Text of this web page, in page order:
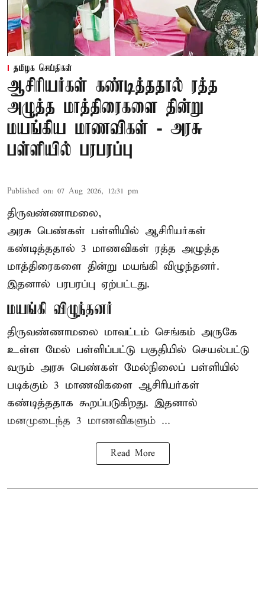
தமிழக செய்திகள்
ஆசிரியர்கள் கண்டித்ததால் ரத்த
அழுத்த மாத்திரைகளை தின்று
மயங்கிய மாணவிகள் - அரசு
பள்ளியில் பரபரப்பு
Published on: 07 Aug 2026, 12:31 pm
திருவண்ணாமலை,
அரசு பெண்கள் பள்ளியில் ஆசிரியர்கள்
கண்டித்ததால் 3 மாணவிகள் ரத்த அழுத்த
மாத்திரைகளை தின்று மயங்கி விழுந்தனர்.
இதனால் பரபரப்பு ஏற்பட்டது.
மயங்கி விழுந்தனர்
திருவண்ணாமலை மாவட்டம் செங்கம் அருகே
உள்ள மேல் பள்ளிப்பட்டு பகுதியில் செயல்பட்டு
வரும் அரசு பெண்கள் மேல்நிலைப் பள்ளியில்
படிக்கும் 3 மாணவிகளை ஆசிரியர்கள்
கண்டித்ததாக கூறப்படுகிறது. இதனால்
மனமுடைந்த 3 மாணவிகளும் ...
Read More